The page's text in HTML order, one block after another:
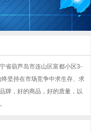
葫芦岛市连山区富都小区3-
坚持在市场竞争中求生存、求
牌，好的商品，好的质量，以